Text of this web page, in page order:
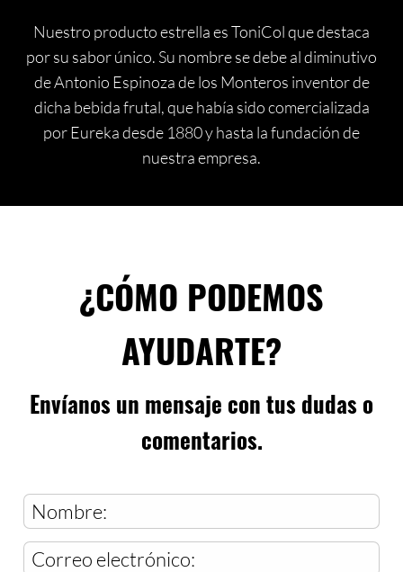
Nuestro producto estrella es ToniCol que destaca
por su sabor único. Su nombre se debe al diminutivo
de Antonio Espinoza de los Monteros inventor de
dicha bebida frutal, que había sido comercializada
por Eureka desde 1880 y hasta la fundación de
nuestra empresa.
¿CÓMO PODEMOS
AYUDARTE?
Envíanos un mensaje con tus dudas o
comentarios.